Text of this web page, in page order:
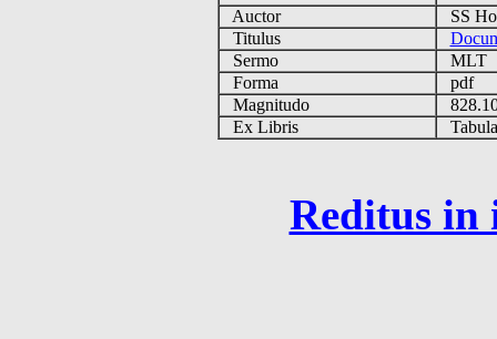
Auctor
SS
Titulus
Sermo
MLT
Forma
pdf
Magnitudo
Ex Libris
Reditus in